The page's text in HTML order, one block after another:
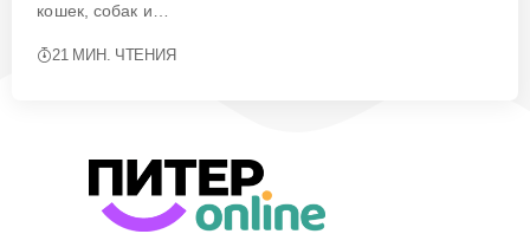
кошек, собак и…
21 МИН. ЧТЕНИЯ